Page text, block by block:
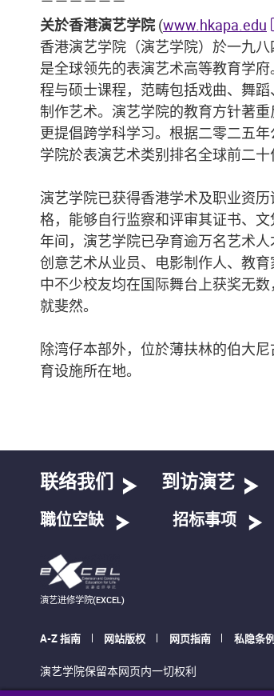
关於香港演艺学院 (www.hkapa.edu
香港演艺学院（演艺学院）於一九八
是全球领先的表演艺术高等教育学
程与硕士课程，范畴包括戏曲、舞
制作艺术。演艺学院的教育方针著重
更提倡跨学科学习。根据二零二五
学院於表演艺术类别排名全球前二十
演艺学院已获得香港学术及职业资
格，能够自行监察和评审其证书、
年间，演艺学院已孕育逾万名艺术人
创意艺术从业员、电影制作人、教
中不少校友均在国际舞台上获奖无
就斐然。
除湾仔本部外，位於薄扶林的伯大
育设施所在地。
联络我们 到访演艺
職位空缺 招标事项
演艺进修学院(EXCEL)
A-Z 指南 网站版权 网页指南 私隐条
演艺学院保留本网页内一切权利